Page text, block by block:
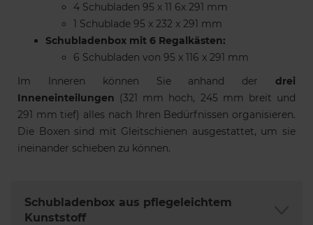
4 Schubladen 95 x 11 6x 291 mm
1 Schublade 95 x 232 x 291 mm
Schubladenbox mit 6 Regalkästen:
6 Schubladen von 95 x 116 x 291 mm
Im Inneren können Sie anhand der drei
Inneneinteilungen (321 mm hoch, 245 mm breit und
291 mm tief) alles nach Ihren Bedürfnissen organisieren.
Die Boxen sind mit Gleitschienen ausgestattet, um sie
ineinander schieben zu können.
Schubladenbox aus pflegeleichtem
Kunststoff